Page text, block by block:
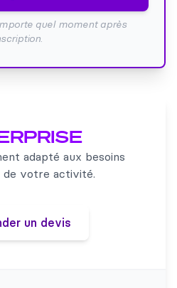
quel moment après
adapté aux besoins
de votre activité.
un devis